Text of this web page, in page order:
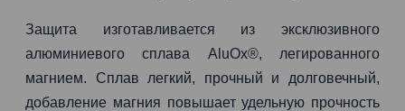
Защита изготавливается из эксклюзивного
алюминиевого сплава AluOx®, легированного
магнием. Сплав легкий, прочный и долговечный,
добавление магния повышает удельную прочность